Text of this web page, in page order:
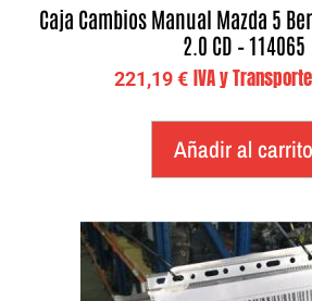
Caja Cambios Manual Mazda 5
2.0 CD – 114065
221,19€ IVA y
Añadir al carrito